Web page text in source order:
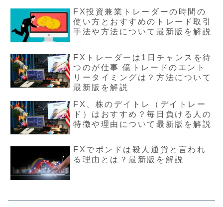
FX投資兼業トレーダーの時間の
使い方とおすすめのトレード取引
手法や方法について最新版を解説
FXトレーダーは1日チャンスを待
つのが仕事 億トレードのエント
リータイミングは？方法について
最新版を解説
FX、株のデイトレ（デイトレー
ド）はおすすめ？毎日負ける人の
特徴や理由について最新版を解説
FXでポンドは殺人通貨と言われ
る理由とは？最新版を解説